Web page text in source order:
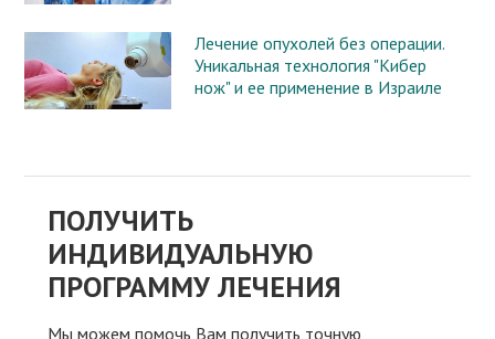
Лечение опухолей без операции.
Уникальная технология "Кибер
нож" и ее применение в Израиле
ПОЛУЧИТЬ
ИНДИВИДУАЛЬНУЮ
ПРОГРАММУ ЛЕЧЕНИЯ
Мы можем помочь Вам получить точную